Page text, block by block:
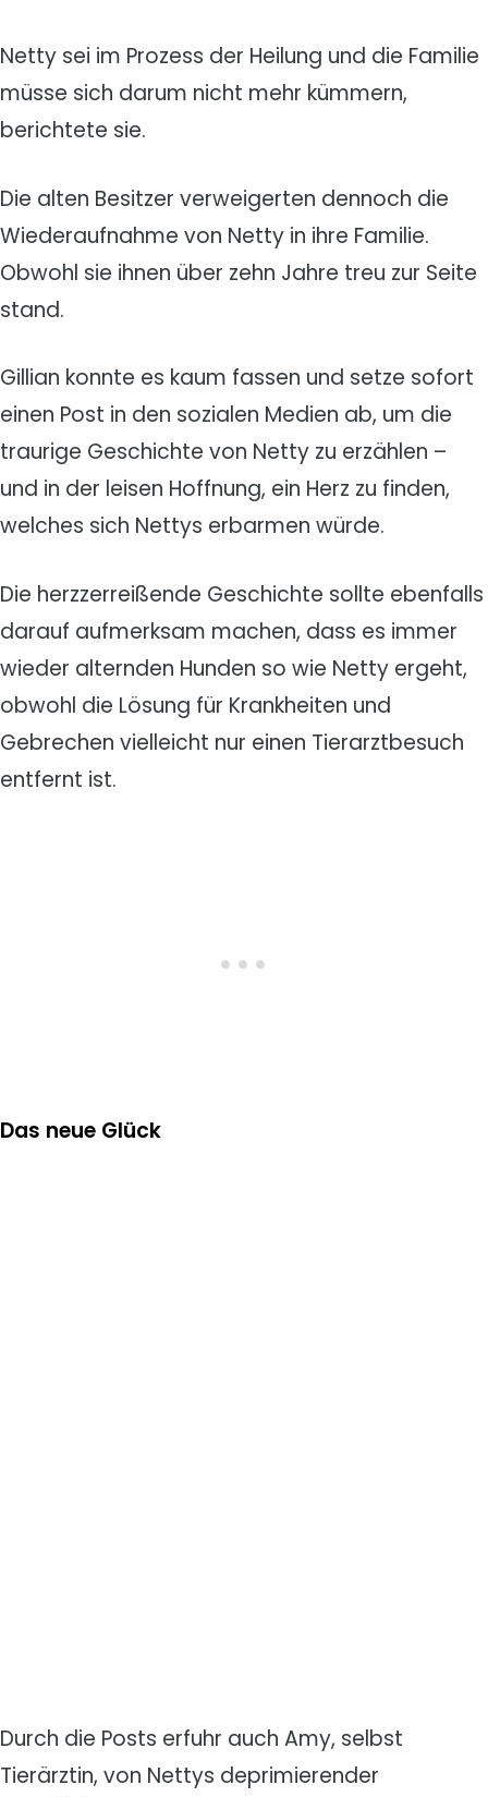
Netty sei im Prozess der Heilung und die Familie
müsse sich darum nicht mehr kümmern,
berichtete sie.
Die alten Besitzer verweigerten dennoch die
Wiederaufnahme von Netty in ihre Familie.
Obwohl sie ihnen über zehn Jahre treu zur Seite
stand.
Gillian konnte es kaum fassen und setze sofort
einen Post in den sozialen Medien ab, um die
traurige Geschichte von Netty zu erzählen –
und in der leisen Hoffnung, ein Herz zu finden,
welches sich Nettys erbarmen würde.
Die herzzerreißende Geschichte sollte ebenfalls
darauf aufmerksam machen, dass es immer
wieder alternden Hunden so wie Netty ergeht,
obwohl die Lösung für Krankheiten und
Gebrechen vielleicht nur einen Tierarztbesuch
entfernt ist.
Das neue Glück
Durch die Posts erfuhr auch Amy, selbst
Tierärztin, von Nettys deprimierender